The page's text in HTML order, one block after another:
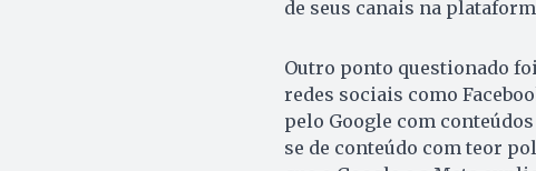
de seus canais na
Outro ponto questionado
redes sociais como
pelo Google com
se de conteúdo com teor